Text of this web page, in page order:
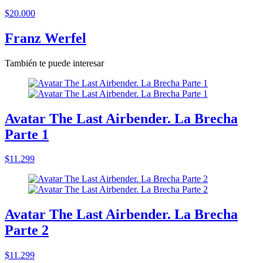
$20.000
Franz Werfel
También te puede interesar
Avatar The Last Airbender. La Brecha
Parte 1
$11.299
Avatar The Last Airbender. La Brecha
Parte 2
$11.299